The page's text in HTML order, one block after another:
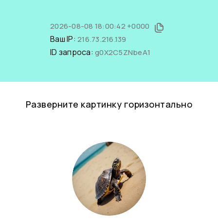
2026-08-08 18:00:42 +0000
Ваш IP: 216.73.216.139
ID запроса: g0X2C5ZNbeA1
Разверните картинку горизонтально